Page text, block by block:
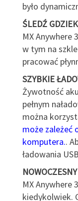
było
ŚLEDŹ
MX Anywhere
w tym na szkle
pracować
SZYBKIE
Żywotność
pełnym
można
może zależeć
komputera..
ładowania
MX Anywhere
kiedykolwiek.